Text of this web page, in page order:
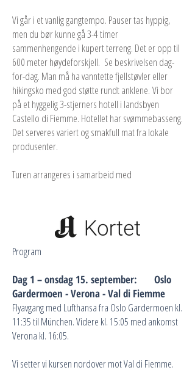
Vi går i et vanlig gangtempo. Pauser tas hyppig,
men du bør kunne gå 3-4 timer
sammenhengende i kupert terreng. Det er opp til
600 meter høydeforskjell. Se beskrivelsen dag-
for-dag. Man må ha vanntette fjellstøvler eller
hikingsko med god støtte rundt anklene. Vi bor
på et hyggelig 3-stjerners hotell i landsbyen
Castello di Fiemme. Hotellet har svømmebasseng.
Det serveres variert og smakfull mat fra lokale
produsenter.
Turen arrangeres i samarbeid med
Program
Dag 1 – onsdag 15. september: Oslo
Gardermoen - Verona - Val di Fiemme
Flyavgang med Lufthansa fra Oslo Gardermoen kl.
11:35 til München. Videre kl. 15:05 med ankomst
Verona kl. 16:05.
Vi setter vi kursen nordover mot Val di Fiemme.